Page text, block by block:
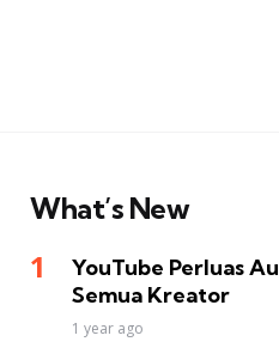
What’s New
YouTube Perluas
Semua Kreator
1 year ago